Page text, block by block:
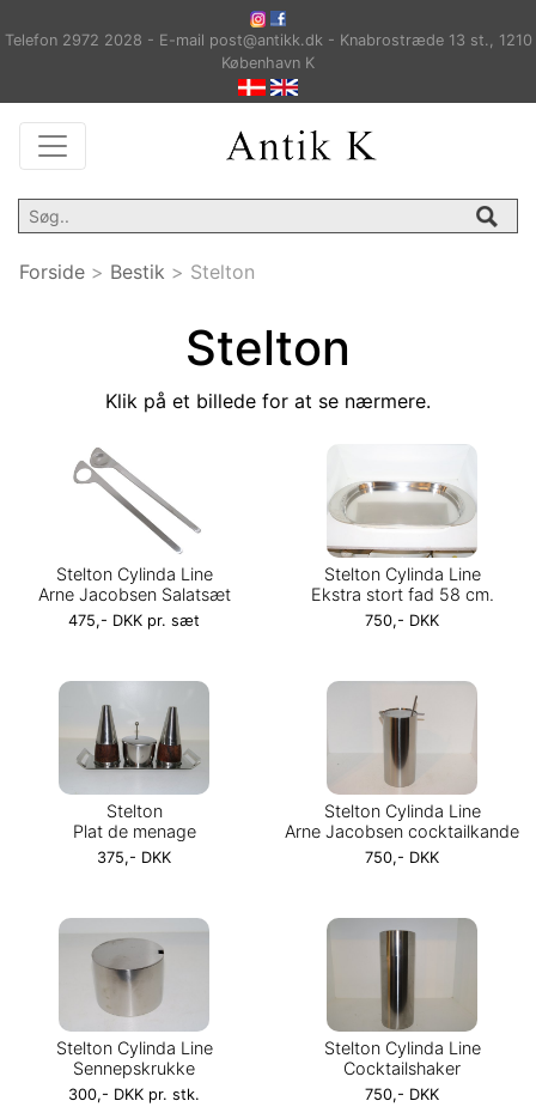
Telefon 2972 2028 - E-mail post@antikk.dk - Knabrostræde 13 st., 1210
København K
Forside > Bestik > Stelton
Stelton
Klik på et billede for at se nærmere.
Stelton Cylinda Line
Arne Jacobsen Salatsæt
475,- DKK pr. sæt
Stelton Cylinda Line
Ekstra stort fad 58 cm.
750,- DKK
Stelton
Plat de menage
375,- DKK
Stelton Cylinda Line
Arne Jacobsen cocktailkande
750,- DKK
Stelton Cylinda Line
Sennepskrukke
300,- DKK pr. stk.
Stelton Cylinda Line
Cocktailshaker
750,- DKK